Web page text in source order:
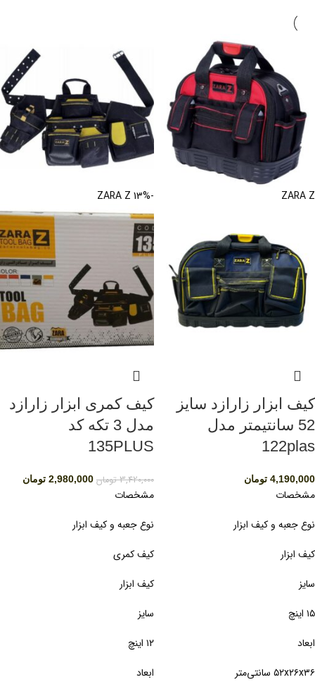
ZARA Z
کیف ابزار زارازد سایز
52 سانتیمتر مدل
122plas
4,190,000 تومان
مشخصات
نوع جعبه و کیف ابزار
کیف ابزار
سایز
۱۵ اینچ
ابعاد
۵۲x۲۶x۳۶ سانتی‌متر
-13%
ZARA Z
کیف کمری ابزار زارازد
مدل 3 تکه کد
135PLUS
3,420,000 تومان 2,980,000 تومان
مشخصات
نوع جعبه و کیف ابزار
کیف کمری
کیف ابزار
سایز
۱۲ اینچ
ابعاد